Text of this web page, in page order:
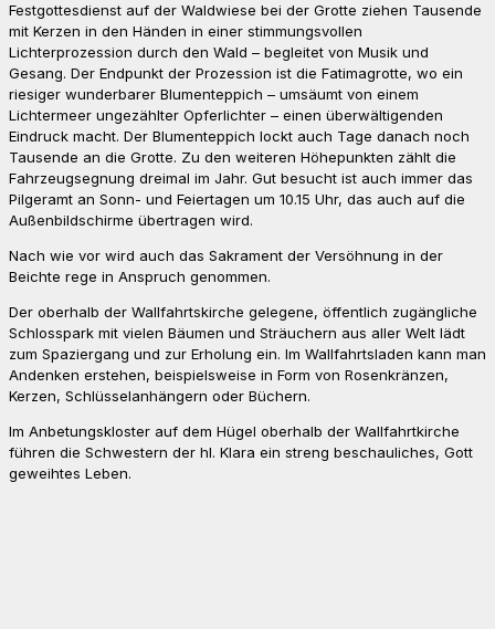
Festgottesdienst auf der Waldwiese bei der Grotte ziehen Tausende
mit Kerzen in den Händen in einer stimmungsvollen
Lichterprozession durch den Wald – begleitet von Musik und
Gesang. Der Endpunkt der Prozession ist die Fatimagrotte, wo ein
riesiger wunderbarer Blumenteppich – umsäumt von einem
Lichtermeer ungezählter Opferlichter – einen überwältigenden
Eindruck macht. Der Blumenteppich lockt auch Tage danach noch
Tausende an die Grotte. Zu den weiteren Höhepunkten zählt die
Fahrzeugsegnung dreimal im Jahr. Gut besucht ist auch immer das
Pilgeramt an Sonn- und Feiertagen um 10.15 Uhr, das auch auf die
Außenbildschirme übertragen wird.
Nach wie vor wird auch das Sakrament der Versöhnung in der
Beichte rege in Anspruch genommen.
Der oberhalb der Wallfahrtskirche gelegene, öffentlich zugängliche
Schlosspark mit vielen Bäumen und Sträuchern aus aller Welt lädt
zum Spaziergang und zur Erholung ein. Im Wallfahrtsladen kann man
Andenken erstehen, beispielsweise in Form von Rosenkränzen,
Kerzen, Schlüsselanhängern oder Büchern.
Im Anbetungskloster auf dem Hügel oberhalb der Wallfahrtkirche
führen die Schwestern der hl. Klara ein streng beschauliches, Gott
geweihtes Leben.